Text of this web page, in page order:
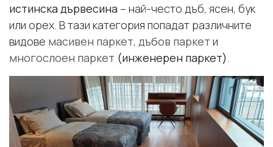
истинска дървесина – най-често дъб, ясен, бук
или орех. В тази категория попадат различните
видове масивен паркет, дъбов паркет и
многослоен паркет (инженерен паркет)